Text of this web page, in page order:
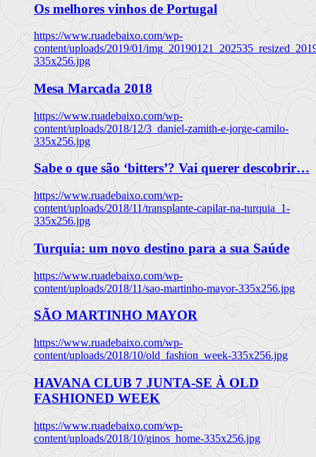
Os melhores vinhos de Portugal
https://www.ruadebaixo.com/wp-
content/uploads/2019/01/
335x256.jpg
Mesa Marcada 2018
https://www.ruadebaixo.com/wp-
content/uploads/2018/12/3_daniel-zamith-e-jorge-camilo-
335x256.jpg
Sabe o que são ‘bitters’? Vai querer descobrir…
https://www.ruadebaixo.com/wp-
content/uploads/2018/11/transplante-capilar-na-turquia_1-
335x256.jpg
Turquia: um novo destino para a sua Saúde
https://www.ruadebaixo.com/wp-
content/uploads/2018/11/sao-martinho-mayor-335x256.jpg
SÃO MARTINHO MAYOR
https://www.ruadebaixo.com/wp-
content/uploads/2018/10/old_fashion_week-335x256.jpg
HAVANA CLUB 7 JUNTA-SE À OLD
FASHIONED WEEK
https://www.ruadebaixo.com/wp-
content/uploads/2018/10/ginos_home-335x256.jpg